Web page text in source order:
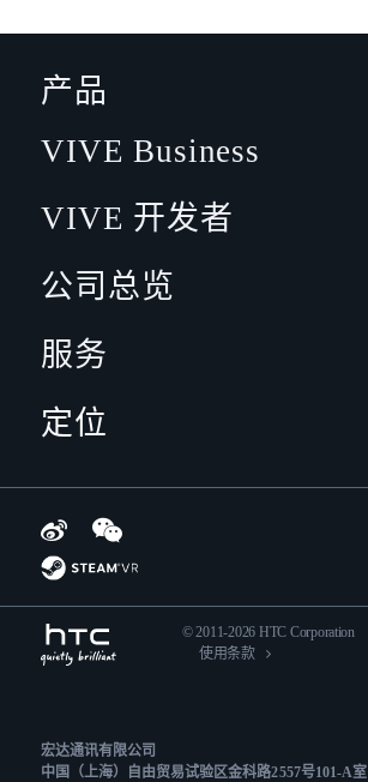
产品
VIVE Business
VIVE 开发者
公司总览
服务
定位
© 2011-2026 HTC Corporation
使用条款
宏达通讯有限公司
中国（上海）自由贸易试验区金科路2557号101-A室